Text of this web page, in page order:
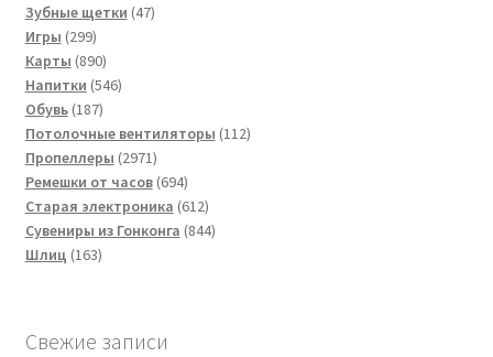
Зубные щетки 4747
Игры 299299
товаров
Карты 890890
товаров
Напитки 546546
Обувь 187187
товаров
Потолочные вентиляторы 112112
Пропеллеры 29712971
товар
Ремешки от часов 694694
товара
Старая электроника 612612
товаров
Сувениры из Гонконга 844844
Шлиц 163163
Свежие записи